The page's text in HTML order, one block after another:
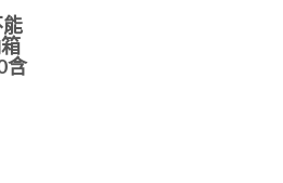
能
含